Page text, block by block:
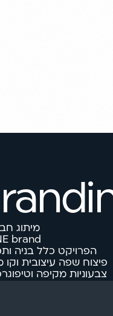
מיתוג
brand
הפרויקט כלל בניה
פיצוח שפה עיצובית
צבעוניות מקיפה